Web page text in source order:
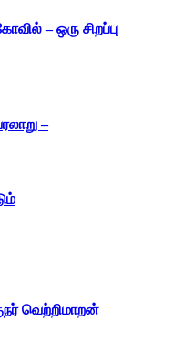
– ஒரு சிறப்பு
–
வெற்றிமாறன்